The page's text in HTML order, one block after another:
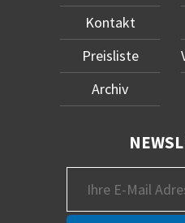
Kontakt
Preisliste
Archiv